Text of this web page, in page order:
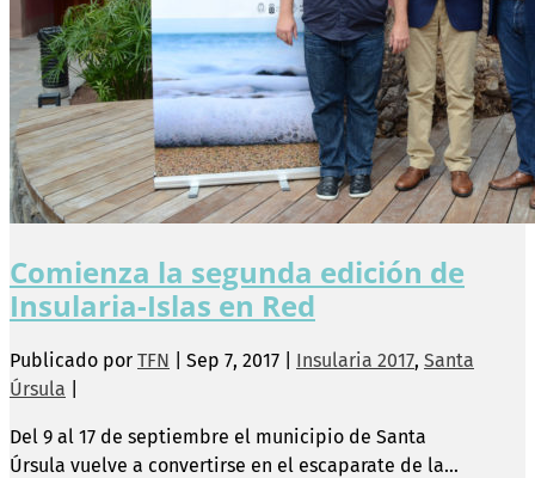
Comienza la segunda edición de
Insularia-Islas en Red
Publicado por TFN Sep 7, 2017 Insularia 2017, Santa
Úrsula
Del 9 al 17 de septiembre el municipio de Santa
Úrsula vuelve a convertirse en el escaparate de la...